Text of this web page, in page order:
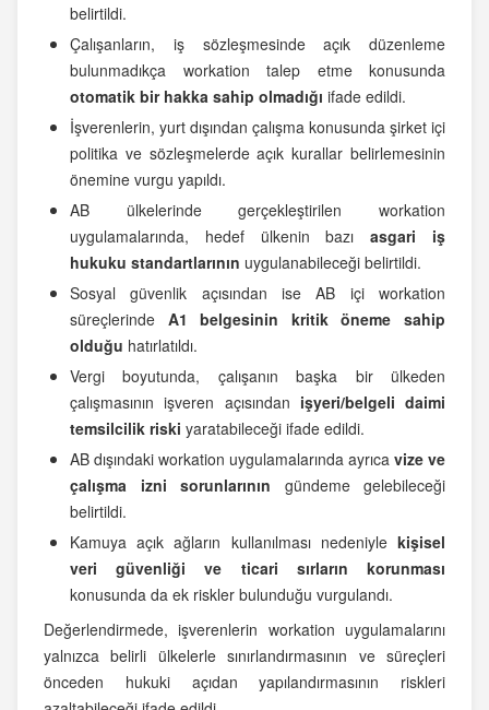
belirtildi.
Çalışanların, iş sözleşmesinde açık düzenleme
bulunmadıkça workation talep etme konusunda
otomatik bir hakka sahip olmadığı ifade edildi.
İşverenlerin, yurt dışından çalışma konusunda şirket içi
politika ve sözleşmelerde açık kurallar belirlemesinin
önemine vurgu yapıldı.
AB ülkelerinde gerçekleştirilen workation
uygulamalarında, hedef ülkenin bazıasgari iş
hukuku standartlarının uygulanabileceği belirtildi.
Sosyal güvenlik açısından ise AB içi workation
süreçlerinde A1 belgesinin kritik öneme sahip
olduğu hatırlatıldı.
Vergi boyutunda, çalışanın başka bir ülkeden
çalışmasının işveren açısından işyeri/belgeli daimi
temsilcilik riski yaratabileceği ifade edildi.
AB dışındaki workation uygulamalarında ayrıca vize ve
çalışma izni sorunlarının gündeme gelebileceği
belirtildi.
Kamuya açık ağların kullanılması nedeniyle kişisel
veri güvenliği ve ticari sırların korunması
konusunda da ek riskler bulunduğu vurgulandı.
Değerlendirmede, işverenlerin workation uygulamalarını
yalnızca belirli ülkelerle sınırlandırmasının ve süreçleri
önceden hukuki açıdan yapılandırmasının riskleri